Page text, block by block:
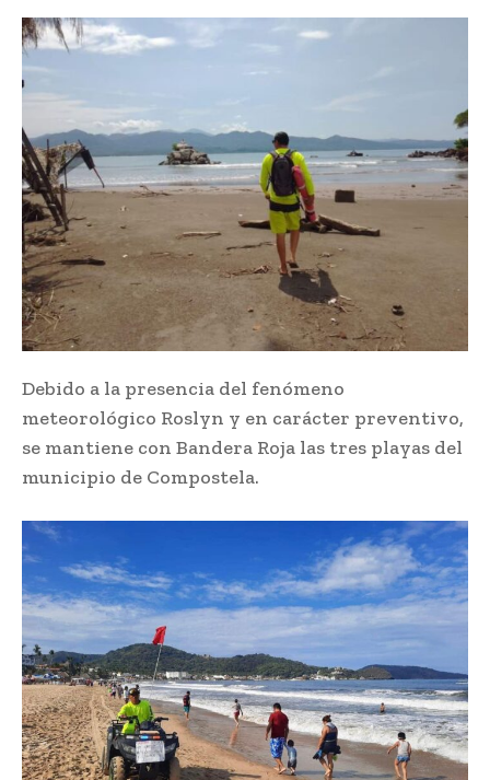
Debido a la presencia del fenómeno
meteorológico Roslyn y en carácter preventivo,
se mantiene con Bandera Roja las tres playas del
municipio de Compostela.